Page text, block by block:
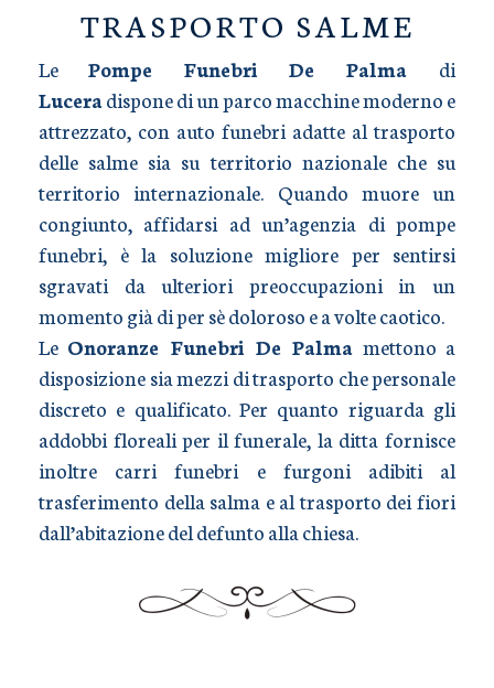
TRASPORTO SALME
Le Pompe Funebri De Palma di
Luceradispone di un parco macchine moderno e
attrezzato, con auto funebri adatte al trasporto
delle salme sia su territorio nazionale che su
territorio internazionale. Quando muore un
congiunto, affidarsi ad un’agenzia di pompe
funebri, è la soluzione migliore per sentirsi
sgravati da ulteriori preoccupazioni in un
momento già di per sè doloroso e a volte caotico.
Le Onoranze Funebri De Palma mettono a
disposizione sia mezzi di trasporto che personale
discreto e qualificato. Per quanto riguarda gli
addobbi floreali per il funerale, la ditta fornisce
inoltre carri funebri e furgoni adibiti al
trasferimento della salma e al trasporto dei fiori
dall’abitazione del defunto alla chiesa.